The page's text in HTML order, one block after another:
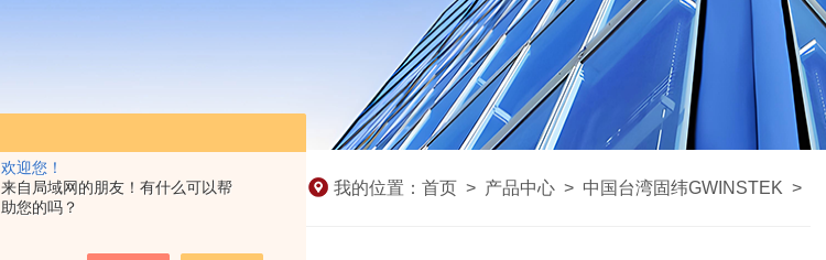
欢迎您！
来自局域网的朋友！有什么可以帮
助您的吗？
我的位置： 首页 > 产品中心 > 中国台湾固纬GWINSTEK >